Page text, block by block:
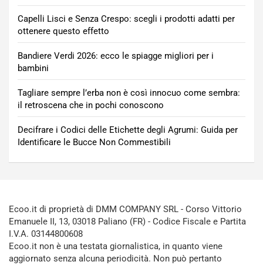
Capelli Lisci e Senza Crespo: scegli i prodotti adatti per
ottenere questo effetto
Bandiere Verdi 2026: ecco le spiagge migliori per i
bambini
Tagliare sempre l’erba non è così innocuo come sembra:
il retroscena che in pochi conoscono
Decifrare i Codici delle Etichette degli Agrumi: Guida per
Identificare le Bucce Non Commestibili
Ecoo.it di proprietà di DMM COMPANY SRL - Corso Vittorio
Emanuele II, 13, 03018 Paliano (FR) - Codice Fiscale e Partita
I.V.A. 03144800608
Ecoo.it non è una testata giornalistica, in quanto viene
aggiornato senza alcuna periodicità. Non può pertanto